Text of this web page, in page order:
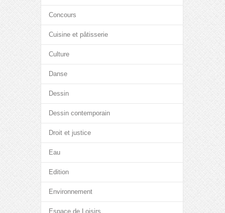
Concours
Cuisine et pâtisserie
Culture
Danse
Dessin
Dessin contemporain
Droit et justice
Eau
Edition
Environnement
Espace de Loisirs